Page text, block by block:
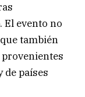
El evento no
también
provenientes
de países